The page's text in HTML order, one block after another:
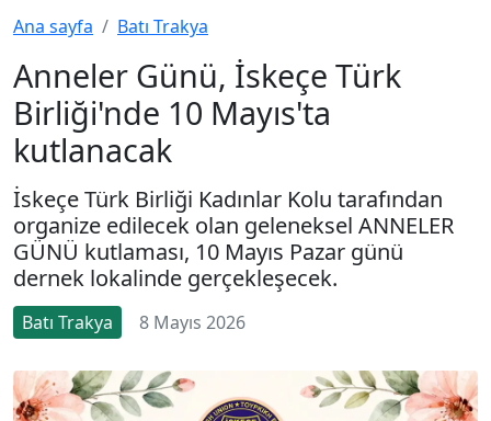
Ana sayfa Batı Trakya
Anneler Günü, İskeçe Türk
Birliği'nde 10 Mayıs'ta
kutlanacak
İskeçe Türk Birliği Kadınlar Kolu tarafından
organize edilecek olan geleneksel ANNELER
GÜNÜ kutlaması, 10 Mayıs Pazar günü
dernek lokalinde gerçekleşecek.
Batı Trakya 8 Mayıs 2026